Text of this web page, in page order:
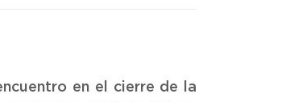
en el cierre de la